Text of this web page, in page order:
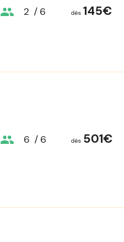
group 2 / 6 dès 145€
group 6 / 6 dès 501€